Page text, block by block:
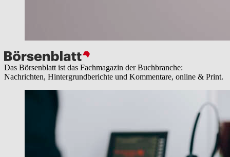
Das Börsenblatt ist das Fachmagazin der Buchbranche:
Nachrichten, Hintergrundberichte und Kommentare, online & Print.